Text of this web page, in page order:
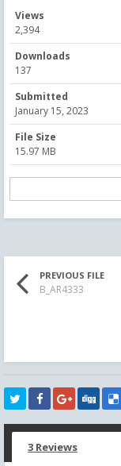
Views
2,394
Downloads
137
Submitted
January 15, 2023
File Size
15.97 MB
PREVIOUS FILE
B_AR4333
3 Reviews